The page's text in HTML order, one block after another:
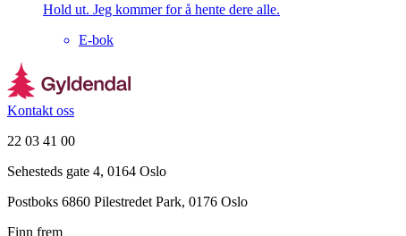
Hold ut. Jeg kommer for å hente dere alle.
E-bok
Kontakt oss
22 03 41 00
Sehesteds gate 4, 0164 Oslo
Postboks 6860 Pilestredet Park, 0176 Oslo
Finn frem